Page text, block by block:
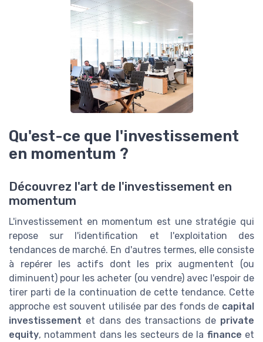
Qu'est-ce que l'investissement
en momentum ?
Découvrez l'art de l'investissement en
momentum
L'investissement en momentum est une stratégie qui
repose sur l'identification et l'exploitation des
tendances de marché. En d'autres termes, elle consiste
à repérer les actifs dont les prix augmentent (ou
diminuent) pour les acheter (ou vendre) avec l'espoir de
tirer parti de la continuation de cette tendance. Cette
approche est souvent utilisée par des fonds de capital
investissement et dans des transactions de private
equity, notamment dans les secteurs de la finance et